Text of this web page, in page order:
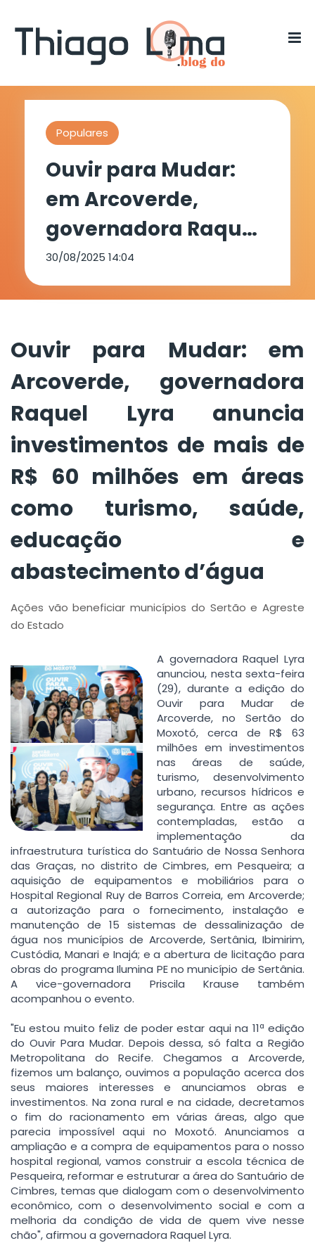
Populares
Ouvir para Mudar:
em Arcoverde,
governadora Raquel
Lyra anuncia
investimentos de
milhões em áreas
como turismo,
saúde, educação e
abastecimento
d’água
30/08/2025 14:04
Ouvir para Mudar: em
Arcoverde, governadora
Raquel Lyra anuncia
investimentos de mais de
R$ 60 milhões em áreas
como turismo, saúde,
educação e
abastecimento d’água
Ações vão beneficiar municípios do Sertão e Agreste
do Estado
A governadora Raquel Lyra
anunciou, nesta sexta-feira
(29), durante a edição do
Ouvir para Mudar de
Arcoverde, no Sertão do
Moxotó, cerca de R$ 63
milhões em investimentos
nas áreas de saúde,
turismo, desenvolvimento
urbano, recursos hídricos e
segurança. Entre as ações
contempladas, estão a
implementação da
infraestrutura turística do Santuário de Nossa Senhora
das Graças, no distrito de Cimbres, em Pesqueira; a
aquisição de equipamentos e mobiliários para o
Hospital Regional Ruy de Barros Correia, em Arcoverde;
a autorização para o fornecimento, instalação e
manutenção de 15 sistemas de dessalinização de
água nos municípios de Arcoverde, Sertânia, Ibimirim,
Custódia, Manari e Inajá; e a abertura de licitação para
obras do programa Ilumina PE no município de Sertânia.
A vice-governadora Priscila Krause também
acompanhou o evento.
"Eu estou muito feliz de poder estar aqui na 11ª edição
do Ouvir Para Mudar. Depois dessa, só falta a Região
Metropolitana do Recife. Chegamos a Arcoverde,
fizemos um balanço, ouvimos a população acerca dos
seus maiores interesses e anunciamos obras e
investimentos. Na zona rural e na cidade, decretamos
o fim do racionamento em várias áreas, algo que
parecia impossível aqui no Moxotó. Anunciamos a
ampliação e a compra de equipamentos para o nosso
hospital regional, vamos construir a escola técnica de
Pesqueira, reformar e estruturar a área do Santuário de
Cimbres, temas que dialogam com o desenvolvimento
econômico, com o desenvolvimento social e com a
melhoria da condição de vida de quem vive nesse
chão", afirmou a governadora Raquel Lyra.